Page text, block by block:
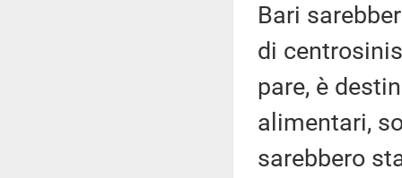
Bari
di
pare, è
alimentari,
sarebbero